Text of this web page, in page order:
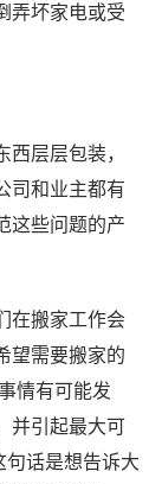
弄坏家电或受
层层包装，
司和业主都有
这些问题的产
在搬家工作会
望需要搬家的
情有可能发
并引起最大可
句话是想告诉大